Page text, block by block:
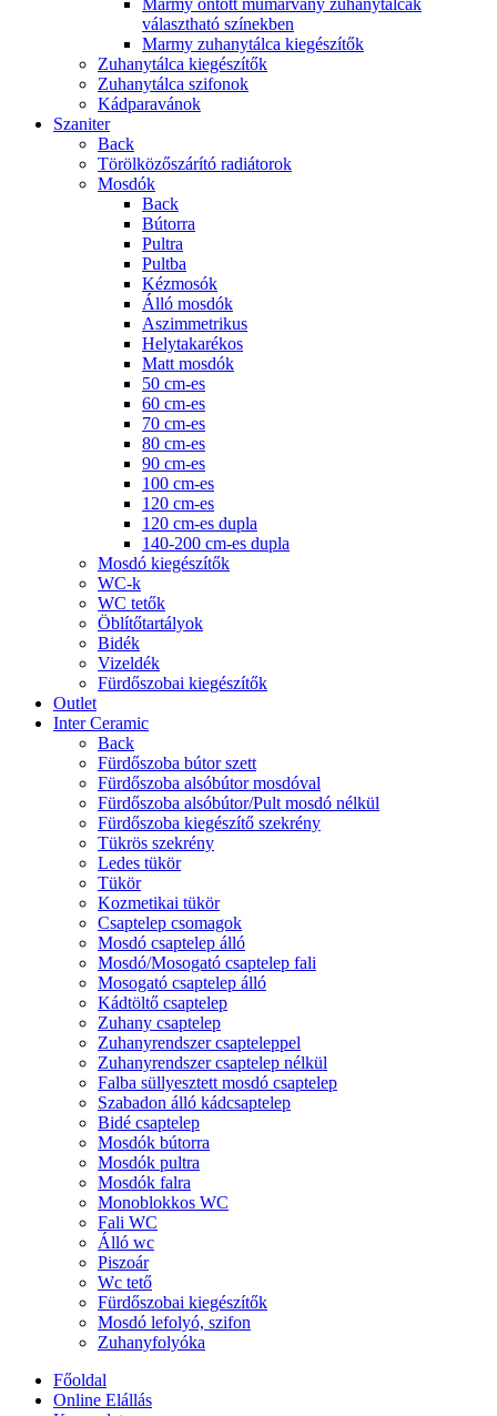
Marmy öntött műmárvány zuhanytálcák
választható színekben
Marmy zuhanytálca kiegészítők
Zuhanytálca kiegészítők
Zuhanytálca szifonok
Kádparavánok
Szaniter
Back
Törölközőszárító radiátorok
Mosdók
Back
Bútorra
Pultra
Pultba
Kézmosók
Álló mosdók
Aszimmetrikus
Helytakarékos
Matt mosdók
50 cm-es
60 cm-es
70 cm-es
80 cm-es
90 cm-es
100 cm-es
120 cm-es
120 cm-es dupla
140-200 cm-es dupla
Mosdó kiegészítők
WC-k
WC tetők
Öblítőtartályok
Bidék
Vizeldék
Fürdőszobai kiegészítők
Outlet
Inter Ceramic
Back
Fürdőszoba bútor szett
Fürdőszoba alsóbútor mosdóval
Fürdőszoba alsóbútor/Pult mosdó nélkül
Fürdőszoba kiegészítő szekrény
Tükrös szekrény
Ledes tükör
Tükör
Kozmetikai tükör
Csaptelep csomagok
Mosdó csaptelep álló
Mosdó/Mosogató csaptelep fali
Mosogató csaptelep álló
Kádtöltő csaptelep
Zuhany csaptelep
Zuhanyrendszer csapteleppel
Zuhanyrendszer csaptelep nélkül
Falba süllyesztett mosdó csaptelep
Szabadon álló kádcsaptelep
Bidé csaptelep
Mosdók bútorra
Mosdók pultra
Mosdók falra
Monoblokkos WC
Fali WC
Álló wc
Piszoár
Wc tető
Fürdőszobai kiegészítők
Mosdó lefolyó, szifon
Zuhanyfolyóka
Főoldal
Online Elállás